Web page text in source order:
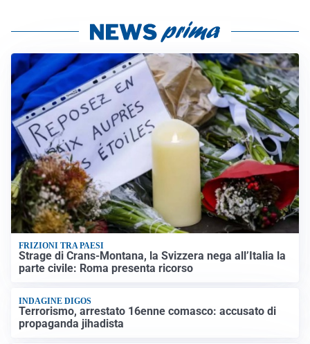
FRIZIONI TRA PAESI
Strage di Crans-Montana, la Svizzera nega all’Italia la
parte civile: Roma presenta ricorso
INDAGINE DIGOS
Terrorismo, arrestato 16enne comasco: accusato di
propaganda jihadista